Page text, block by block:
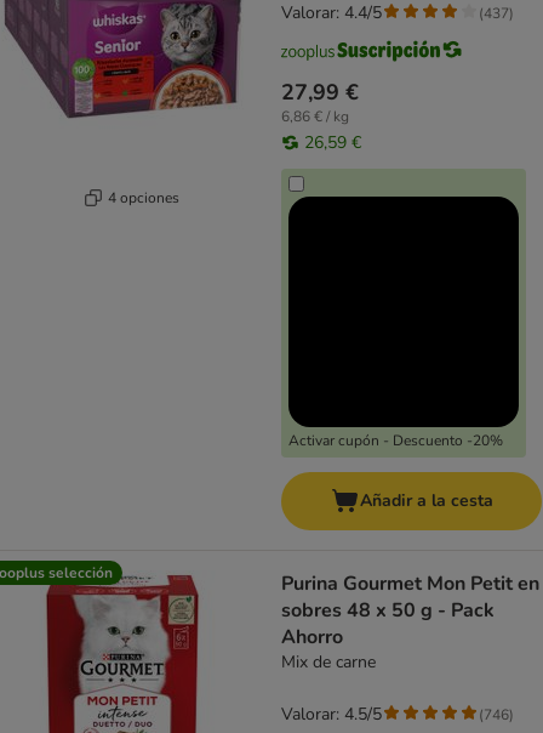
4 opciones
27,99 €
6,86 € / kg
26,59 €
Activar cupón - Descuento -20%
Valorar: 4.4/5 (437)
Añadir a la cesta
selección
Purina Gourmet Mon Petit en
sobres 48 x 50 g - Pack
Ahorro
Mix de carne
Valorar: 4.5/5 (746)